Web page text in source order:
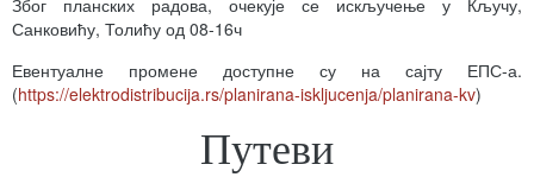
Због планских радова, очекује се искључење у Кључу,
Санковићу, Толићу од 08-16ч
Евентуалне промене доступне су на сајту ЕПС-а.
(https://elektrodistribucija.rs/planirana-iskljucenja/planirana-kv)
Путеви